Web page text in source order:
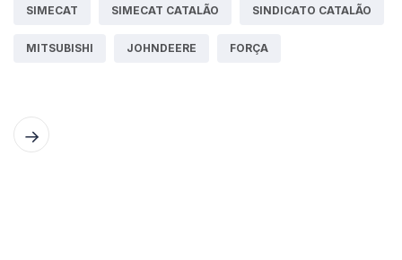
SIMECAT SIMECAT CATALÃO SINDICATO CATALÃO
MITSUBISHI JOHNDEERE FORÇA